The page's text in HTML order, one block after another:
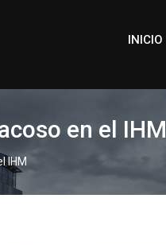
INICIO
en el IHM
IHM